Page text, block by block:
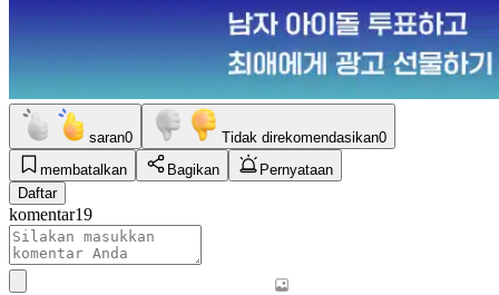
saran0 Tidak direkomendasikan0
membatalkan
Bagikan
Pernyataan
Daftar
komentar19